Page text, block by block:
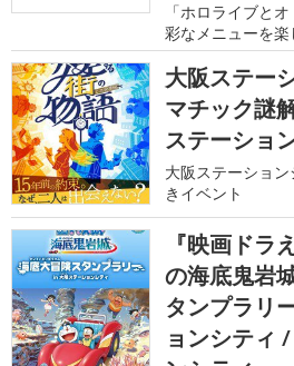
「ホロライブと
彩なメニューを楽
大阪ステー
マチック謎
ステーショ
大阪ステーショ
きイベント
『映画ドラ
の海底鬼岩
タンプラリ
ョンシティ